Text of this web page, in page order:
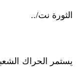
الثورة نت/..
يستمر الحراك